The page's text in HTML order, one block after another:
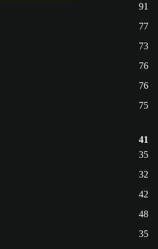
91
77
73
76
76
75
41
35
32
42
48
35